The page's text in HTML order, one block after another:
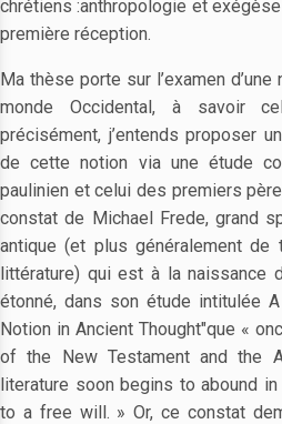
chrétiens :anthropologie et
première réception.
Ma thèse porte sur l’examen
monde Occidental, à savoir
précisément, j’entends proposer
de cette notion via une étude
paulinien et celui des premiers
constat de Michael Frede, grand
antique (et plus généralement
littérature) qui est à la naissance
étonné, dans son étude intitulée
Notion in Ancient Thought"que «
of the New Testament and the
literature soon begins to abound
to a free will. » Or, ce constat